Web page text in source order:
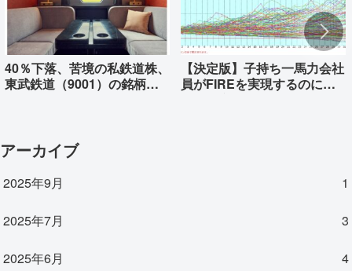
40％下落、苦境の私鉄道株、
東武鉄道（9001）の銘柄分
【決定版】子持ち一馬力会社
員がFIREを実現するのに必
要な資産はいくらか
アーカイブ
2025年9月 1
2025年7月 3
2025年6月 4